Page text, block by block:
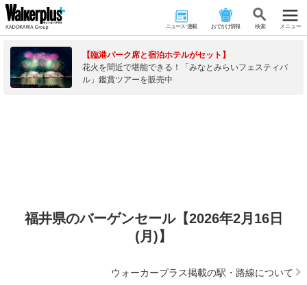
ニュース･連載 おでかけ情報 検 索 メニュー
【臨港パーク席と宿泊ホテルがセット】
花火を間近で堪能できる！「みなとみらいフェスティバ
ル」鑑賞ツアーを販売中
福井県のバーゲンセール【2026年2月16日
(月)】
ウォーカープラス掲載の駅・路線について